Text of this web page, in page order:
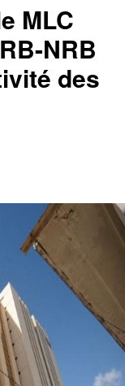
MLC
NRB
des